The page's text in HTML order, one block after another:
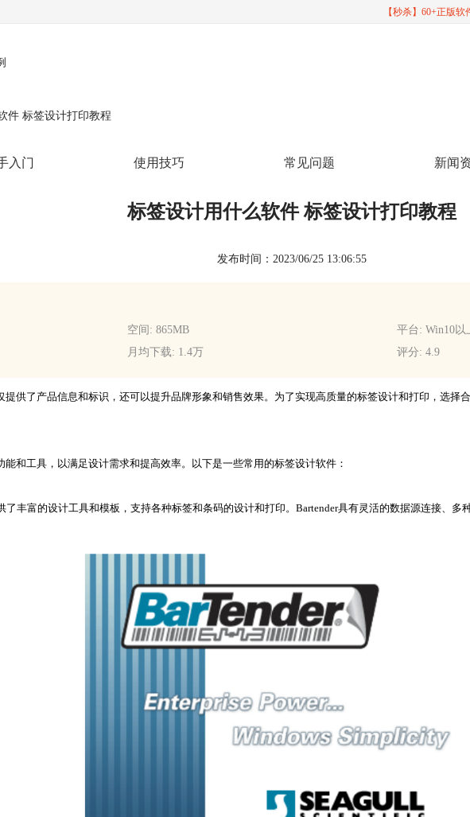
【秒杀】60+正版
件 标签设计打印教程
入门 使用技巧 常见问题 新闻
标签设计用什么软件 标签设计打印教程
发布时间：2023/06/25 13:06:55
空间: 865MB
平台: Win10以
月均下载: 1.4万 评分: 4.9
供了产品信息和标识，还可以提升品牌形象和销售效果。为了实现高质量的标签设计和打印，选
和工具，以满足设计需求和提高效率。以下是一些常用的标签设计软件 ：
了丰富的设计工具和模板，支持各种标签和条码的设计和打印。Bartender具有灵活的数据源连接、